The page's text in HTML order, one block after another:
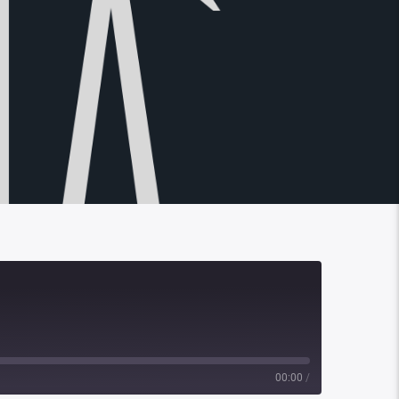
00:00 /